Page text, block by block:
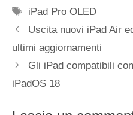
Tag
iPad Pro OLED
Uscita nuovi iPad Air
ultimi aggiornamenti
Gli iPad compatibili
iPadOS 18